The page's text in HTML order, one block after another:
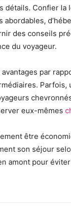
Confier la
des conseils
du voyageur.
par
Parfois,
eux-mêmes
être
son séjour
amont pour